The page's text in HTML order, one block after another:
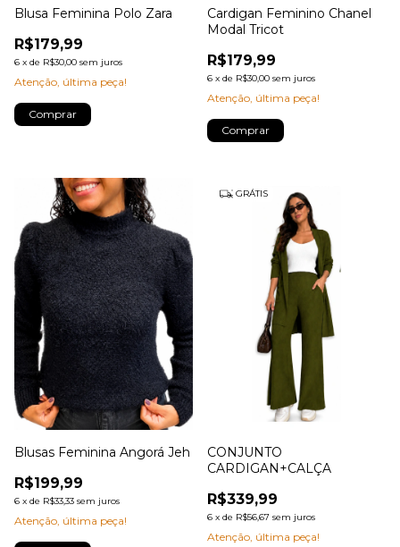
Blusa Feminina Polo Zara
R$179,99
6 x de R$30,00 sem juros
Atenção, última peça!
Comprar
Cardigan Feminino Chanel
Modal Tricot
R$179,99
6 x de R$30,00 sem juros
Atenção, última peça!
Comprar
Blusas Feminina Angorá Jeh
R$199,99
6 x de R$33,33 sem juros
Atenção, última peça!
GRÁTIS
CONJUNTO
CARDIGAN+CALÇA
R$339,99
6 x de R$56,67 sem juros
Atenção, última peça!